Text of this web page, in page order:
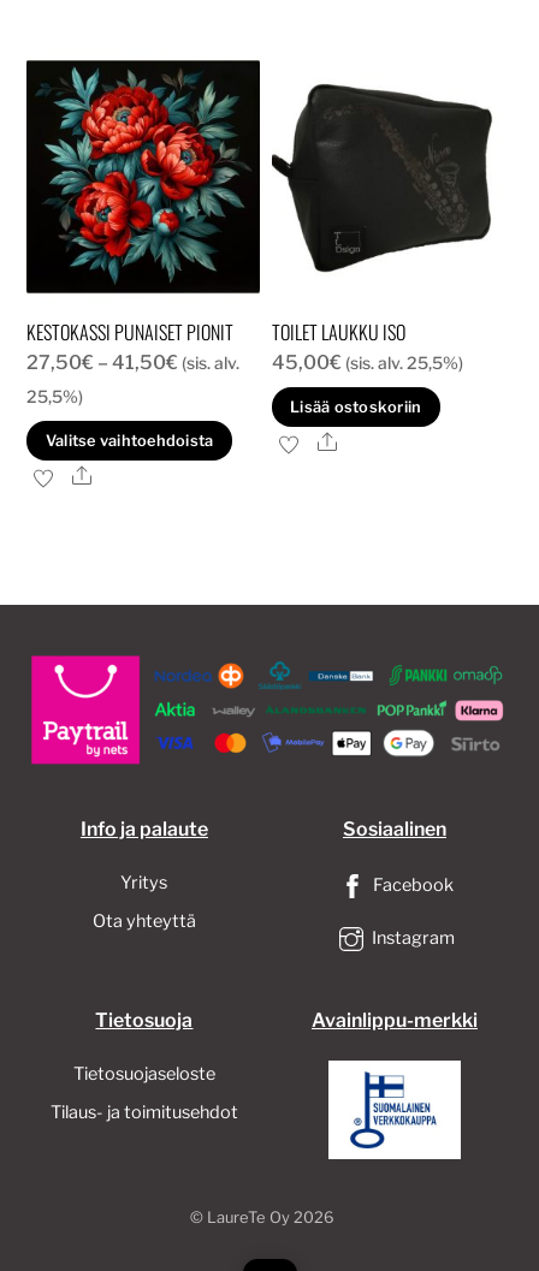
tehdä
KESTOKASSI PUNAISET PIONIT
27,50€ – 41,50€ Hintaluokka:
-
41,50€
(sis. alv.
25,5%)
Valitse vaihtoehdoista
Tällä
valinnat
tuotteen
sivulla.
Ale
TOILET LAUKKU ISO
45,00€ (sis. alv. 25,5%)
Lisää ostoskoriin
Ale
Info ja palaute
Yritys
Ota yhteyttä
Sosiaalinen
Facebook
Instagram
Tietosuoja
Tietosuojaseloste
Tilaus- ja toimitusehdot
Avainlippu-merkki
© LaureTe Oy2026